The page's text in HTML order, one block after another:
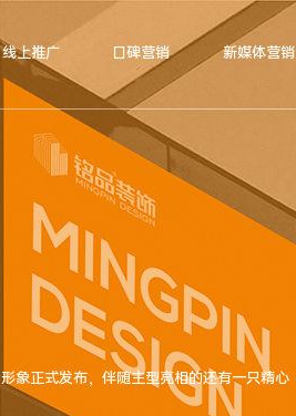
线上推广 口碑营销 新媒体营销
正式发布，伴随主型亮相的还有一只精心